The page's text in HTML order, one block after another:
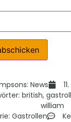
News
british,
william
Gastrollen